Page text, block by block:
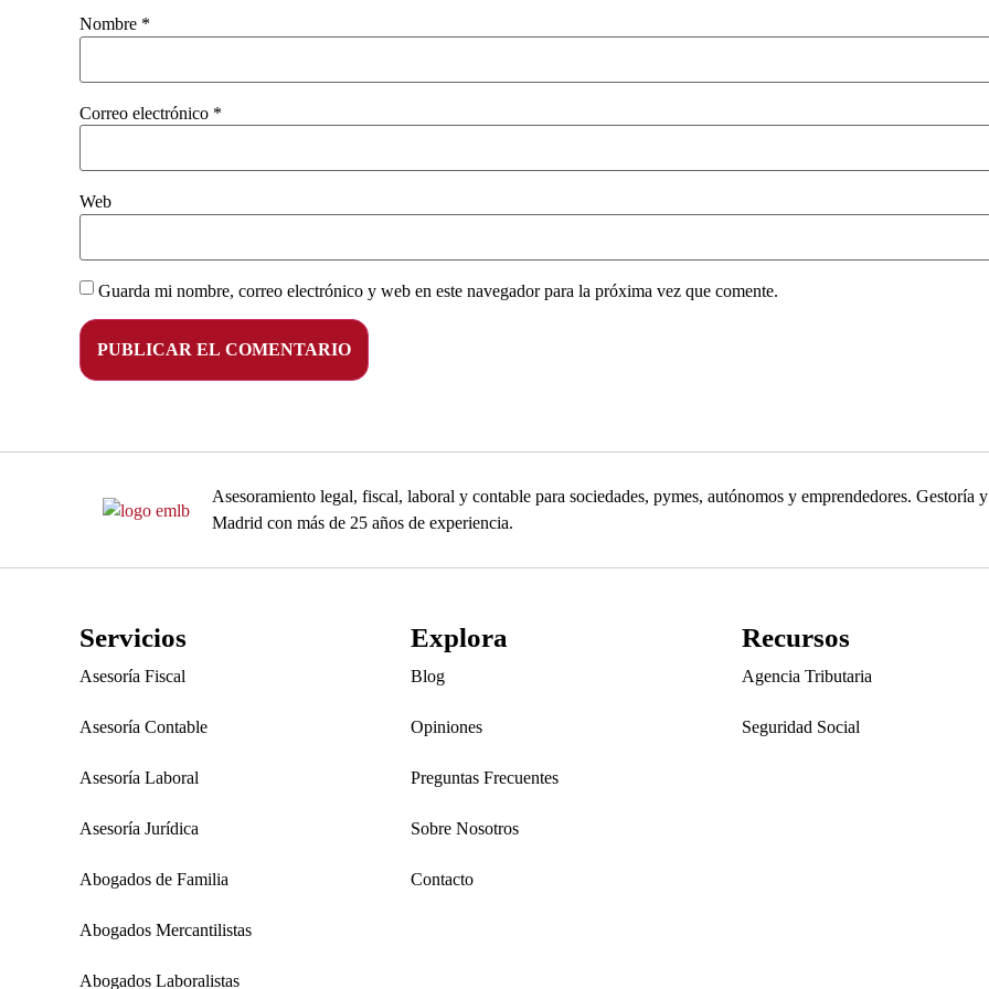
Nombre *
Correo electrónico *
Web
Guarda mi nombre, correo electrónico y web en este navegador para la próxima vez que comente.
Asesoramiento legal, fiscal, laboral y contable para sociedades, pymes, autónomos y emprendedores. Gestoría
Madrid con más de 25 años de experiencia.
Servicios
Asesoría Fiscal
Asesoría Contable
Asesoría Laboral
Asesoría Jurídica
Abogados de Familia
Abogados Mercantilistas
Abogados Laboralistas
Explora
Blog
Opiniones
Preguntas Frecuentes
Sobre Nosotros
Contacto
Recursos
Agencia Tributaria
Seguridad Social